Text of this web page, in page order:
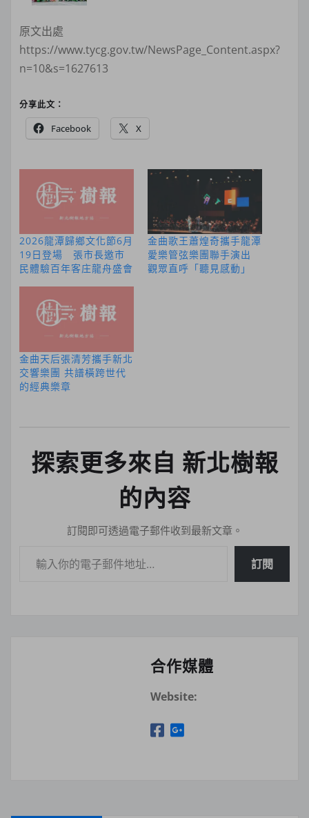
原文出處
https://www.tycg.gov.tw/NewsPage_Content.aspx?
n=10&s=1627613
分享此文：
Facebook X
2026龍潭歸鄉文化節6月
19日登場 張市長邀市
民體驗百年客庄龍舟盛會
金曲歌王蕭煌奇攜手龍潭
愛樂管弦樂團聯手演出
觀眾直呼「聽見感動」
金曲天后張清芳攜手新北
交響樂團 共譜橫跨世代
的經典樂章
探索更多來自 新北樹報
的內容
訂閱即可透過電子郵件收到最新文章。
訂閱
合作媒體
Website: